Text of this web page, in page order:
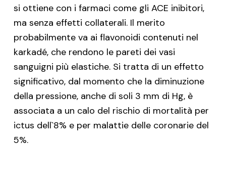
si ottiene con i farmaci come gli ACE inibitori,
ma senza effetti collaterali. Il merito
probabilmente va ai flavonoidi contenuti nel
karkadé, che rendono le pareti dei vasi
sanguigni più elastiche. Si tratta di un effetto
significativo, dal momento che la diminuzione
della pressione, anche di soli 3 mm di Hg, è
associata a un calo del rischio di mortalità per
ictus dell`8% e per malattie delle coronarie del
5%.